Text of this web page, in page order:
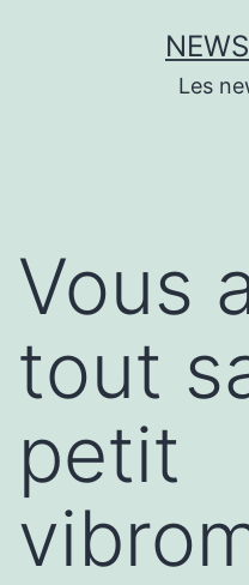
Les
Vous
tout
petit